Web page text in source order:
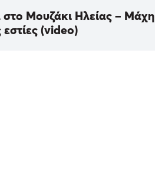
Μουζάκι Ηλείας – Μάχη
εστίες (video)